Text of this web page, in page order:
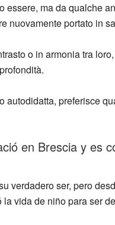
essere, ma da qualche
nuovamente portato in
o in armonia tra
autodidatta, preferisce
en Brescia y es
verdadero ser, pero
vida de niño para ser